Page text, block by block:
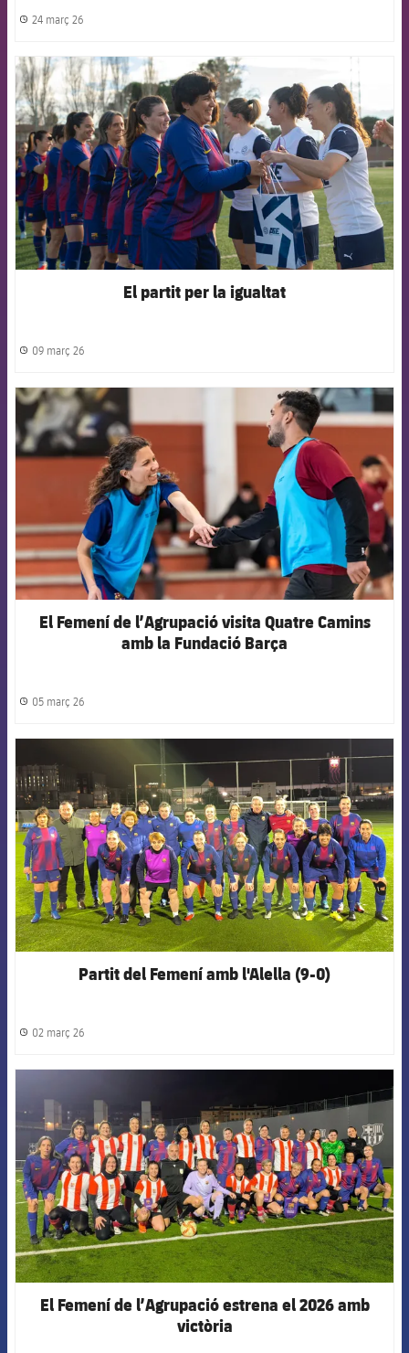
label.share.clock
24 març 26
FCB Barcelona badge
El partit per la igualtat
label.share.clock
09 març 26
FCB Barcelona badge
El Femení de l’Agrupació visita Quatre Camins
amb la Fundació Barça
label.share.clock
05 març 26
Partit del Femení amb l'Alella (9-0)
label.share.clock
02 març 26
El Femení de l’Agrupació estrena el 2026 amb
victòria